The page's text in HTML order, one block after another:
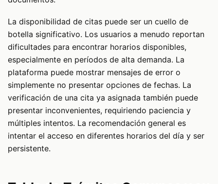
La disponibilidad de citas puede ser un cuello de
botella significativo. Los usuarios a menudo reportan
dificultades para encontrar horarios disponibles,
especialmente en períodos de alta demanda. La
plataforma puede mostrar mensajes de error o
simplemente no presentar opciones de fechas. La
verificación de una cita ya asignada también puede
presentar inconvenientes, requiriendo paciencia y
múltiples intentos. La recomendación general es
intentar el acceso en diferentes horarios del día y ser
persistente.